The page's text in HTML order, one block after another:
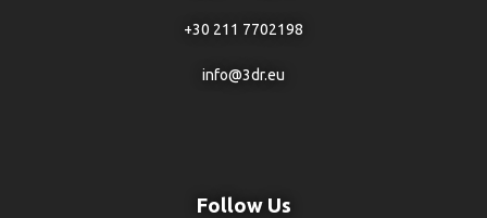
+30 211 7702198
info@3dr.eu
Follow Us